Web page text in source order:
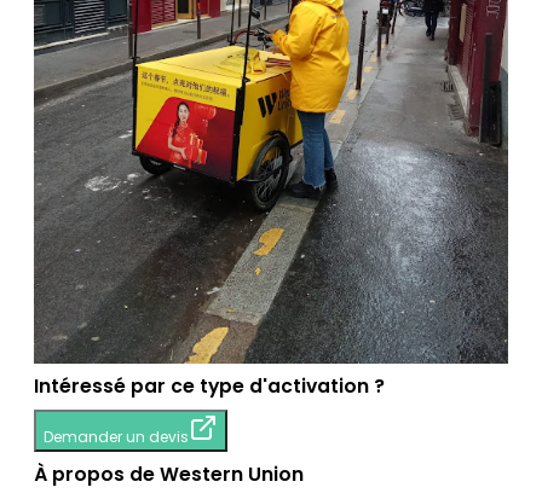
Intéressé par ce type d'activation ?
Demander un devis
À propos de Western Union